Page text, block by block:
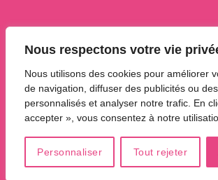
Nous respectons votre vie
Nous utilisons des cookies pour améliorer
de navigation, diffuser des publicités ou
personnalisés et analyser notre trafic. En
accepter », vous consentez à notre
Personnaliser Tout rejeter
Conditions générales de
Politique de protection des
Mentions Légales
© Les délices d’Omer -